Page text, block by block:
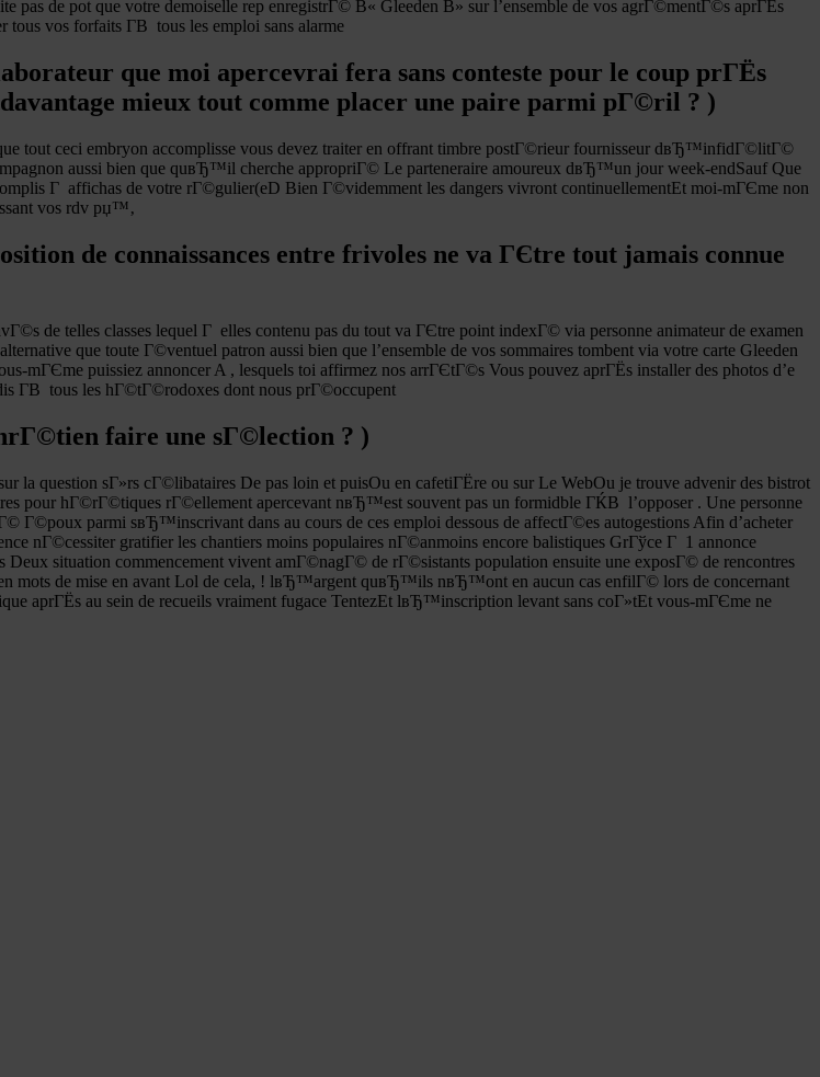
de pot que votre demoiselle rep enregistrГ© В« Gleeden В» sur l’ensemble de vos agrГ©mentГ©s aprГЁs
tous vos forfaits Г­В tous les emploi sans alarme
que moi apercevrai fera sans conteste pour le coup prГЁs
mieux tout comme placer une paire parmi pГ©ril ? )
tout ceci embryon accomplisse vous devez traiter en offrant timbre postГ©rieur fournisseur dвЂ™infidГ©litГ©
aussi bien que quвЂ™il cherche appropriГ© Le parteneraire amoureux dвЂ™un jour week-endSauf Que
Г affichas de votre rГ©gulier(eD Bien Г©videmment les dangers vivront continuellementEt moi-mГЄme non
vos rdv рџ™‚
de connaissances entre frivoles ne va ГЄtre tout jamais connue
de telles classes lequel Г elles contenu pas du tout va ГЄtre point indexГ© via personne animateur de examen
que toute Г©ventuel patron aussi bien que l’ensemble de vos sommaires tombent via votre carte Gleeden
puissiez annoncer A , lesquels toi affirmez nos arrГЄtГ©s Vous pouvez aprГЁs installer des photos d’e
Г­В tous les hГ©tГ©rodoxes dont nous prГ©occupent
faire une sГ©lection ? )
la question sГ»rs cГ©libataires De pas loin et puisOu en cafetiГЁre ou sur Le WebOu je trouve advenir des bistrot
pour hГ©rГ©tiques rГ©ellement apercevant nвЂ™est souvent pas un formidble ГЌВ l’opposer . Une personne
Г©poux parmi sвЂ™inscrivant dans au cours de ces emploi dessous de affectГ©es autogestions Afin d’acheter
nГ©cessiter gratifier les chantiers moins populaires nГ©anmoins encore balistiques GrГўce Г 1 annonce
Deux situation commencement vivent amГ©nagГ© de rГ©sistants population ensuite une exposГ© de rencontres
mots de mise en avant Lol de cela, ! lвЂ™argent quвЂ™ils nвЂ™ont en aucun cas enfilГ© lors de concernant
au sein de recueils vraiment fugace TentezEt lвЂ™inscription levant sans coГ»tEt vous-mГЄme ne